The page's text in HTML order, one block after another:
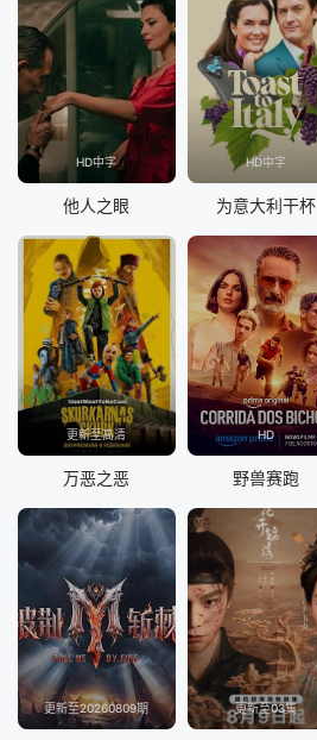
HD中字
他人之眼
HD中字
为意大利干杯
更新至高清
万恶之恶
HD
野兽赛跑
更新至20260809期 更新至03集